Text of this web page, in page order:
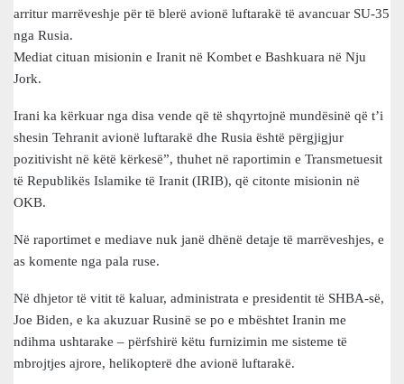
arritur marrëveshje për të blerë avionë luftarakë të avancuar SU-35
nga Rusia.
Mediat cituan misionin e Iranit në Kombet e Bashkuara në Nju
Jork.
Irani ka kërkuar nga disa vende që të shqyrtojnë mundësinë që t’i
shesin Tehranit avionë luftarakë dhe Rusia është përgjigjur
pozitivisht në këtë kërkesë”, thuhet në raportimin e Transmetuesit
të Republikës Islamike të Iranit (IRIB), që citonte misionin në
OKB.
Në raportimet e mediave nuk janë dhënë detaje të marrëveshjes, e
as komente nga pala ruse.
Në dhjetor të vitit të kaluar, administrata e presidentit të SHBA-së,
Joe Biden, e ka akuzuar Rusinë se po e mbështet Iranin me
ndihma ushtarake – përfshirë këtu furnizimin me sisteme të
mbrojtjes ajrore, helikopterë dhe avionë luftarakë.